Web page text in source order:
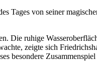
Tages von seiner
Die ruhige
zeigte sich
besondere